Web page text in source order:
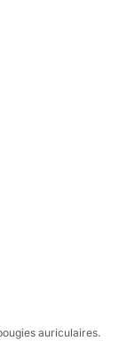
auriculaires.